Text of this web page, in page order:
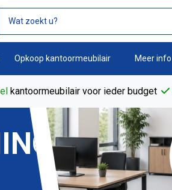
Opkoop kantoormeubilair Meer info
kantoormeubilair voor ieder budget